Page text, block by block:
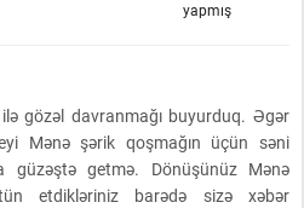
yapmış
gözəl davranmağı buyurduq. Əgər
Mənə şərik qoşmağın üçün səni
güzəştə getmə. Dönüşünüz Mənə
etdikləriniz barədə sizə xəbər